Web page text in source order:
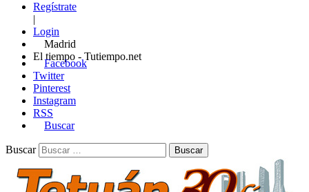
Regístrate
|
Login
Madrid
El tiempo - Tutiempo.net
Facebook
Twitter
Pinterest
Instagram
RSS
Buscar
Buscar